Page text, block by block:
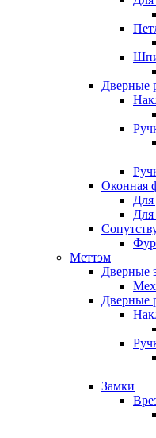
Дверные
Оконная
Для
Меттэм
Дверные
Дверные
Замки